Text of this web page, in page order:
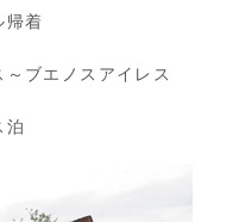
帰着
ブエノスアイレス
泊